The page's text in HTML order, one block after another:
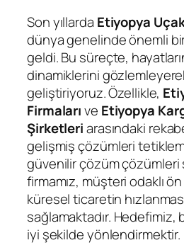
Son yıllarda Etiyopya
dünya genelinde önemli
geldi. Bu süreçte,
dinamiklerini
geliştiriyoruz. Özellikle,
Firmalarıve Etiyopya
Şirketleriarasındaki
gelişmiş çözümleri
güvenilir çözüm çözümleri
firmamız, müşteri odaklı
küresel ticaretin
sağlamaktadır. Hedefimiz,
iyi şekilde yönlendirmektir.